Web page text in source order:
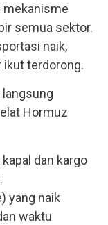
mekanisme
semua sektor.
naik,
ikut terdorong.
Hormuz
dan kargo
yang naik
waktu